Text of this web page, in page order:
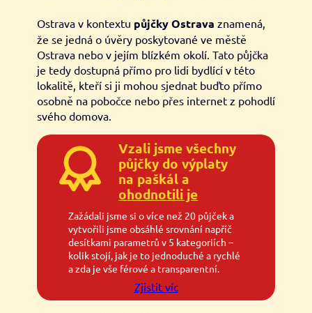
Ostrava v kontextu půjčky Ostrava znamená,
že se jedná o úvěry poskytované ve městě
Ostrava nebo v jejím blízkém okolí. Tato půjčka
je tedy dostupná přímo pro lidi bydlící v této
lokalitě, kteří si ji mohou sjednat buďto přímo
osobně na pobočce nebo přes internet z pohodlí
svého domova.
Vzali jsme všechny
půjčky do výplaty
na paškál a
ohodnotili je
Zažádali jsme si o více než 20 půjček a
vytvořili jsme obsáhlé srovnání napříč
desítkami parametrů v 5 kategoriích –
kolik stojí, jak je to jednoduché a rychlé
a zda je vše férové a transparentní.
Zjistit víc